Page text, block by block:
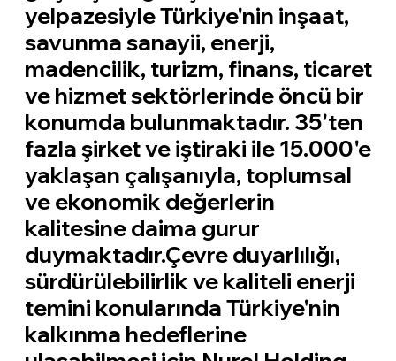
yelpazesiyle Türkiye'nin inşaat,
savunma sanayii, enerji,
madencilik, turizm, finans, ticaret
ve hizmet sektörlerinde öncü bir
konumda bulunmaktadır. 35'ten
fazla şirket ve iştiraki ile 15.000'e
yaklaşan çalışanıyla, toplumsal
ve ekonomik değerlerin
kalitesine daima gurur
duymaktadır.Çevre duyarlılığı,
sürdürülebilirlik ve kaliteli enerji
temini konularında Türkiye'nin
kalkınma hedeflerine